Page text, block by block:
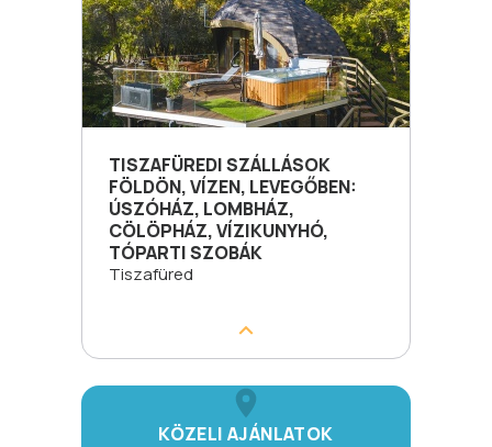
TISZAFÜREDI SZÁLLÁSOK
FÖLDÖN, VÍZEN, LEVEGŐBEN:
ÚSZÓHÁZ, LOMBHÁZ,
CÖLÖPHÁZ, VÍZIKUNYHÓ,
TÓPARTI SZOBÁK
Tiszafüred
KÖZELI AJÁNLATOK